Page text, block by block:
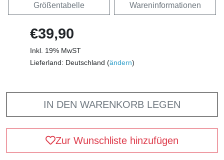
Größentabelle Wareninformationen
€39,90
Inkl. 19% MwST
Lieferland: Deutschland (ändern)
IN DEN WARENKORB LEGEN
Zur Wunschliste hinzufügen